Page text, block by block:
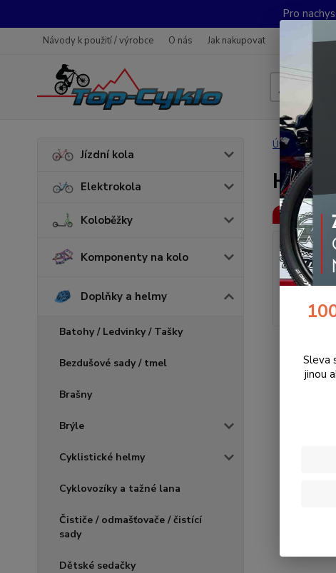
Pro
Návody k použití / výrobce O nás Jak nakupovat Obchodní
Jízdní kola
Elektrokola
Koloběžky
Komponenty na kolo
Doplňky a helmy
Batohy / Ledvinky / Tašky
Bezdušové sady / tmel
Brašny
Brýle
Cyklistické helmy
Cyklovozíky a tažné lana
Čističe / odmašťovače / čistící
sady
Dětské sedačky
Úvod
Akce
Sleva
jinou